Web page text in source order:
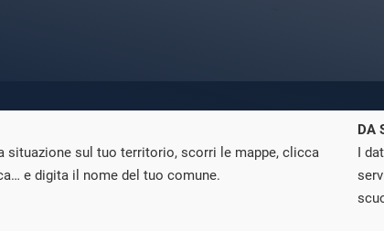
situazione sul tuo territorio, scorri le mappe, clicca
e digita il nome del tuo comune.
DA
I